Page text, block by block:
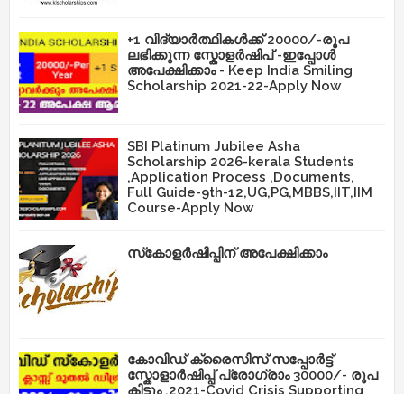
+1 വിദ്യാർത്ഥികൾക്ക് 20000/-രൂപ
ലഭിക്കുന്ന സ്കോളർഷിപ് -ഇപ്പോൾ
അപേക്ഷിക്കാം - Keep India Smiling
Scholarship 2021-22-Apply Now
SBI Platinum Jubilee Asha
Scholarship 2026-kerala Students
,Application Process ,Documents,
Full Guide-9th-12,UG,PG,MBBS,IIT,IIM
Course-Apply Now
സ്‌കോളർഷിപ്പിന് അപേക്ഷിക്കാം
കോവിഡ് ക്രൈസിസ് സപ്പോർട്ട്
സ്കോളാർഷിപ്പ് പ്രോഗ്രാം 30000/- രൂപ
കിട്ടും ,2021-Covid Crisis Supporting